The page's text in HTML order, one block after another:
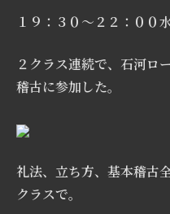
１９：３０〜２２：００
２クラス連続で、石河ロ
稽古に参加した。
礼法、立ち方、基本稽古
クラスで。